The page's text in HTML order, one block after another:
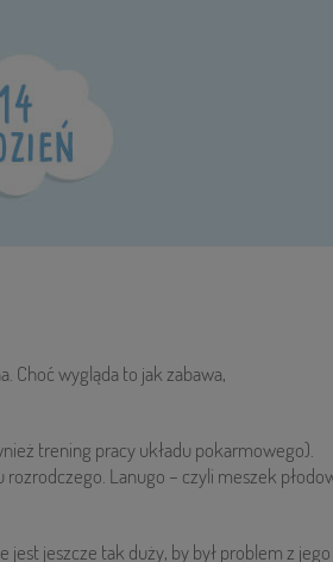
Choć wygląda to jak zabawa,
trening pracy układu pokarmowego).
Lanugo – czyli meszek
jest jeszcze tak duży, by był problem z jego